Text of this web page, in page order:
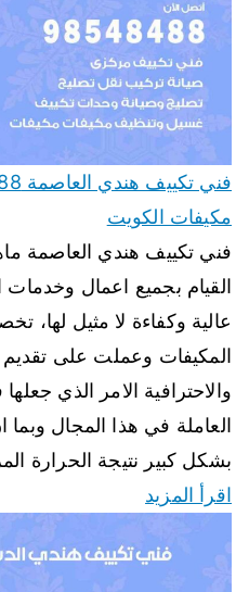
مكيفات الكويت
فني تكييف هندي العاصمة
القيام بجميع اعمال وخدمات
عالية وكفاءة لا مثيل
المكيفات وعملت على
والاحترافية الامر الذي
العاملة في هذا المجال
بشكل كبير نتيجة الحرارة
اقرأ المزيد